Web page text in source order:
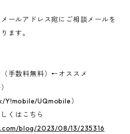
ールアドレス宛にご相談メールを
ます。
手数料無料）←オススメ
Y!mobile/UQmobile）
くはこちら
blog/2023/08/13/235316